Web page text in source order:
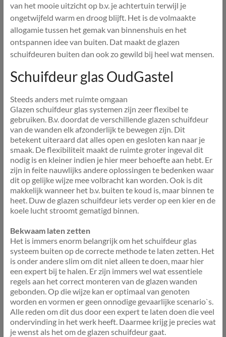
van het mooie uitzicht op b.v. je achtertuin terwijl je
ongetwijfeld warm en droog blijft. Het is de volmaakte
allogamie tussen het gemak van binnenshuis en het
ontspannen idee van buiten. Dat maakt de glazen
schuifdeuren buiten dan ook zo gewild bij heel wat mensen.
Schuifdeur glas OudGastel
Steeds anders met ruimte omgaan
Glazen schuifdeur glas systemen zijn zeer flexibel te
gebruiken. B.v. doordat de verschillende glazen schuifdeur
van de wanden elk afzonderlijk te bewegen zijn. Dit
betekent uiteraard dat alles open en gesloten kan naar je
smaak. De flexibiliteit maakt de ruimte groter ingeval dit
nodig is en kleiner indien je hier meer behoefte aan hebt. Er
zijn in feite nauwlijks andere oplossingen te bedenken waar
dit op gelijke wijze mee volbracht kan worden. Ook is dit
makkelijk wanneer het b.v. buiten te koud is, maar binnen te
heet. Duw de glazen schuifdeur iets verder op een kier en de
koele lucht stroomt gematigd binnen.
Bekwaam laten zetten
Het is immers enorm belangrijk om het schuifdeur glas
systeem buiten op de correcte methode te laten zetten. Het
is onder andere slim om dit niet alleen te doen, maar hier
een expert bij te halen. Er zijn immers wel wat essentiele
regels aan het correct monteren van de glazen wanden
gebonden. Op die wijze kan er optimaal van genoten
worden en vormen er geen onnodige gevaarlijke scenario`s.
Alle reden om dit dus door een expert te laten doen die veel
ondervinding in het werk heeft. Daarmee krijg je precies wat
je wenst als het om de glazen schuifdeur gaat.